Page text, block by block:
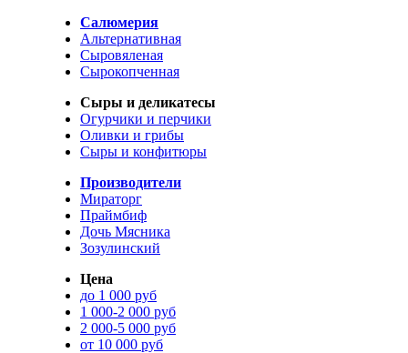
Салюмерия
Альтернативная
Сыровяленая
Сырокопченная
Сыры и деликатесы
Огурчики и перчики
Оливки и грибы
Сыры и конфитюры
Производители
Мираторг
Праймбиф
Дочь Мясника
Зозулинский
Цена
до 1 000 руб
1 000-2 000 руб
2 000-5 000 руб
от 10 000 руб